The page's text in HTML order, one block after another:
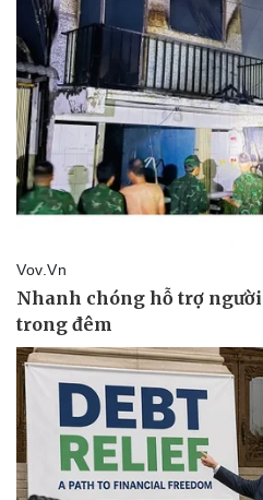
Pháp luật
Vụ án
Tin nóng
Tư vấn luật